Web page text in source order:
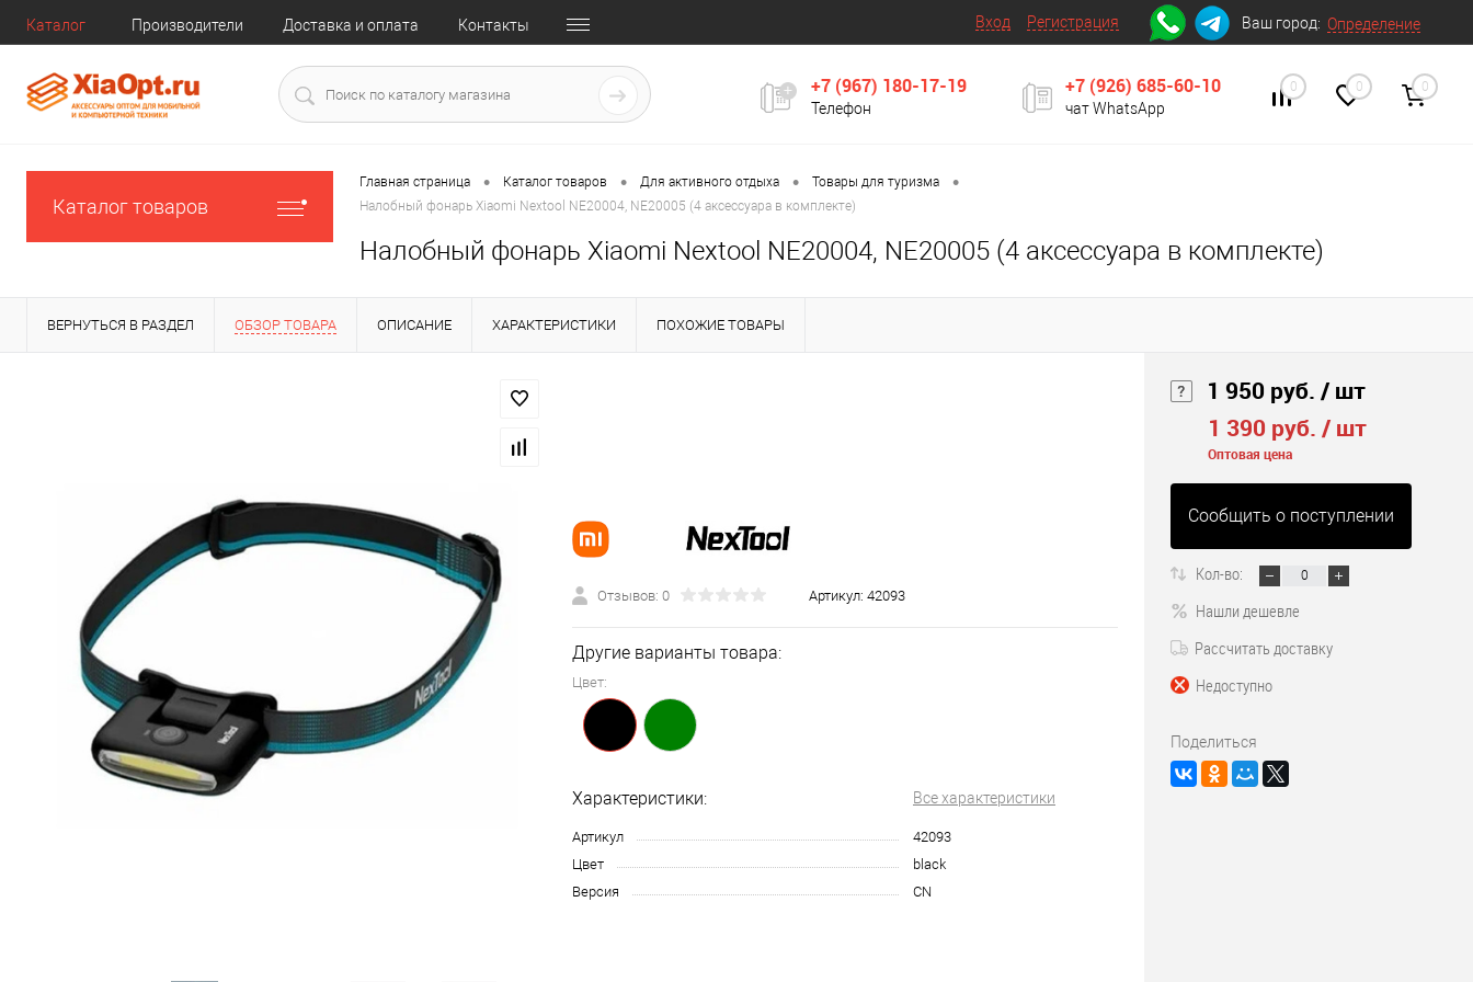
Каталог Производители Доставка и оплата Контакты Вход Регистрация Ваш город: Определение
+7 (967) 180-17-19
Телефон
+7 (926) 685-60-10
чат WhatsApp
0 0 0
Каталог товаров
Главная страница • Каталог товаров • Для активного отдыха • Товары для туризма •
Налобный фонарь Xiaomi Nextool NE20004, NE20005 (4 аксессуара в комплекте)
Налобный фонарь Xiaomi Nextool NE20004, NE20005 (4 аксессуара в комплекте)
ВЕРНУТЬСЯ В РАЗДЕЛ ОБЗОР ТОВАРА ОПИСАНИЕ ХАРАКТЕРИСТИКИ ПОХОЖИЕ ТОВАРЫ
Отзывов: 0 Артикул: 42093
Другие варианты товара:
Цвет:
Характеристики: Все характеристики
Артикул
42093
Цвет
black
Версия
CN
1 950 руб. / шт
1 390 руб. / шт
Оптовая цена
Сообщить о поступлении
Кол-во:
Нашли дешевле
Рассчитать доставку
Недоступно
Поделиться